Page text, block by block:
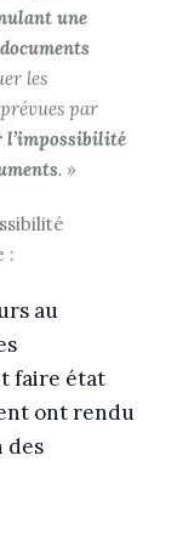
une
les
par
l’impossibilité
. »
:
au
faire état
ont rendu
des